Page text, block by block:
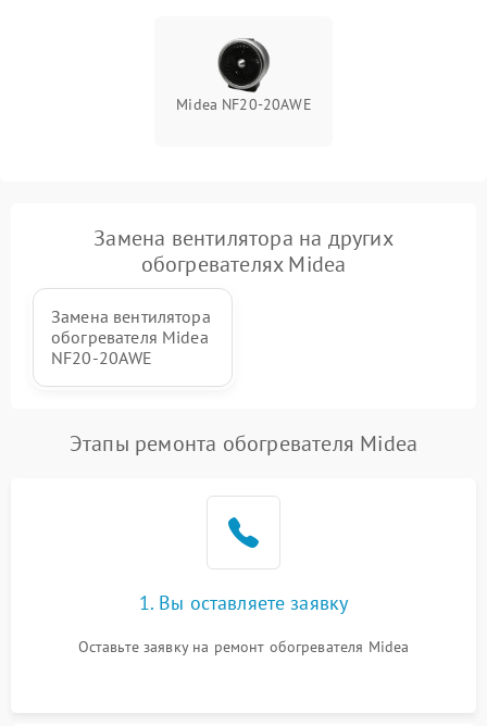
Midea NF20-20AWE
Замена вентилятора на других
обогревателях Midea
Замена вентилятора
обогревателя Midea
NF20-20AWE
Этапы ремонта обогревателя Midea
1. Вы оставляете заявку
Оставьте заявку на ремонт обогревателя Midea